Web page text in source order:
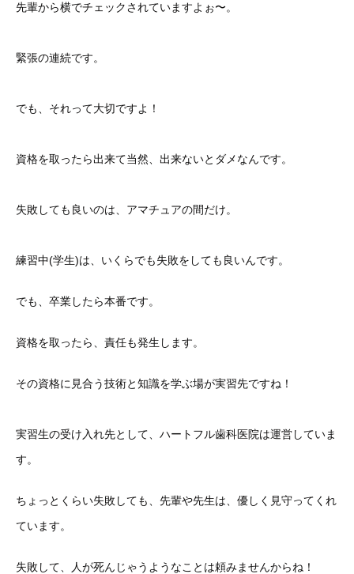
先輩から横でチェックされていますよぉ〜。
緊張の連続です。
でも、それって大切ですよ！
資格を取ったら出来て当然、出来ないとダメなんです。
失敗しても良いのは、アマチュアの間だけ。
練習中(学生)は、いくらでも失敗をしても良いんです。
でも、卒業したら本番です。
資格を取ったら、責任も発生します。
その資格に見合う技術と知識を学ぶ場が実習先ですね！
実習生の受け入れ先として、ハートフル歯科医院は運営していま
す。
ちょっとくらい失敗しても、先輩や先生は、優しく見守ってくれ
ています。
失敗して、人が死んじゃうようなことは頼みませんからね！